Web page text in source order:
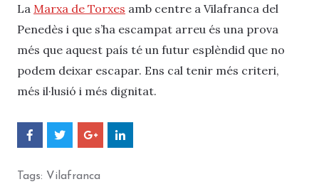
La Marxa de Torxes amb centre a Vilafranca del
Penedès i que s’ha escampat arreu és una prova
més que aquest país té un futur esplèndid que no
podem deixar escapar. Ens cal tenir més criteri,
més il·lusió i més dignitat.
o
a
o
p
a
C
o
a
o
Tags: Vilafranca